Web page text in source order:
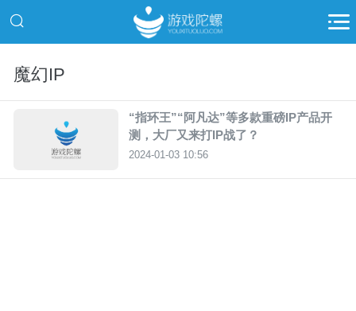
魔幻IP
“指环王”“阿凡达”等多款重磅IP产品开
测，大厂又来打IP战了？
2024-01-03 10:56